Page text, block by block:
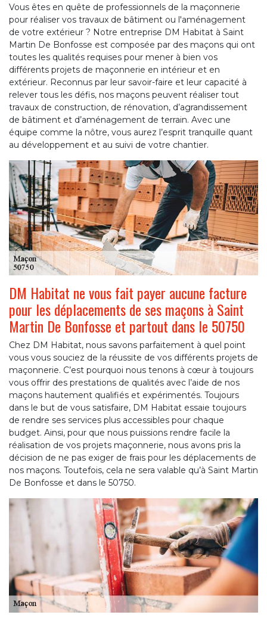
Vous êtes en quête de professionnels de la maçonnerie
pour réaliser vos travaux de bâtiment ou l'aménagement
de votre extérieur ? Notre entreprise DM Habitat à Saint
Martin De Bonfosse est composée par des maçons qui ont
toutes les qualités requises pour mener à bien vos
différents projets de maçonnerie en intérieur et en
extérieur. Reconnus par leur savoir-faire et leur capacité à
relever tous les défis, nos maçons peuvent réaliser tout
travaux de construction, de rénovation, d’agrandissement
de bâtiment et d’aménagement de terrain. Avec une
équipe comme la nôtre, vous aurez l’esprit tranquille quant
au développement et au suivi de votre chantier.
DM Habitat ne vous fait payer aucune facture
pour les déplacements de ses maçons à Saint
Martin De Bonfosse et partout dans le 50750
Chez DM Habitat, nous savons parfaitement à quel point
vous vous souciez de la réussite de vos différents projets de
maçonnerie. C’est pourquoi nous tenons à cœur à toujours
vous offrir des prestations de qualités avec l’aide de nos
maçons hautement qualifiés et expérimentés. Toujours
dans le but de vous satisfaire, DM Habitat essaie toujours
de rendre ses services plus accessibles pour chaque
budget. Ainsi, pour que nous puissions rendre facile la
réalisation de vos projets maçonnerie, nous avons pris la
décision de ne pas exiger de frais pour les déplacements de
nos maçons. Toutefois, cela ne sera valable qu’à Saint Martin
De Bonfosse et dans le 50750.